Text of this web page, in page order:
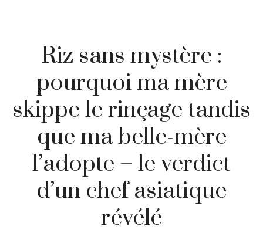
Riz sans mystère :
pourquoi ma mère
skippe le rinçage tandis
que ma belle-mère
l’adopte – le verdict
d’un chef asiatique
révélé